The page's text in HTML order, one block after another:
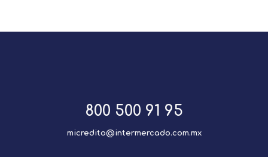
800 500 91 95
micredito@intermercado.com.mx